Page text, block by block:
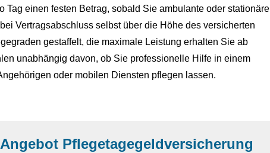
Tag einen festen Betrag, sobald Sie ambulante oder stationäre
Vertragsabschluss selbst über die Höhe des versicherten
gestaffelt, die maximale Leistung erhalten Sie ab
unabhängig davon, ob Sie professionelle Hilfe in einem
oder mobilen Diensten pflegen lassen.
Pflegetagegeldversicherung